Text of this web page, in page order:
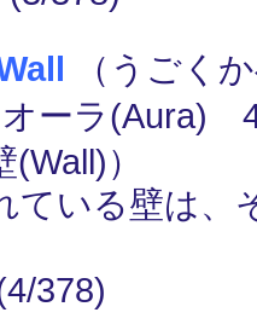
（うごく
ーラ(Aura)
）
ている壁は、
378)